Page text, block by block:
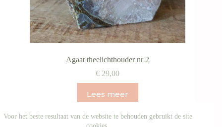
Voor het beste resultaat van de website te behouden gebruikt de site
Agaat theelichthouder nr 2
€ 29,00
Lees meer